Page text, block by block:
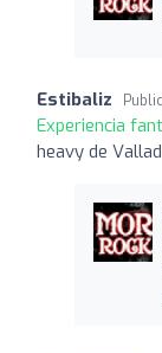
Estibaliz
Experiencia
heavy de